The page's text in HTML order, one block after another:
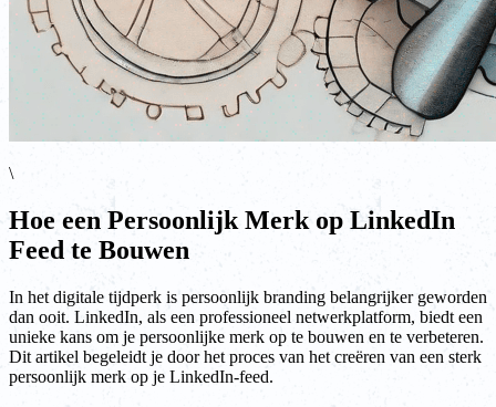
\
Hoe een Persoonlijk Merk op LinkedIn
Feed te Bouwen
In het digitale tijdperk is persoonlijk branding belangrijker geworden
dan ooit. LinkedIn, als een professioneel netwerkplatform, biedt een
unieke kans om je persoonlijke merk op te bouwen en te verbeteren.
Dit artikel begeleidt je door het proces van het creëren van een sterk
persoonlijk merk op je LinkedIn-feed.